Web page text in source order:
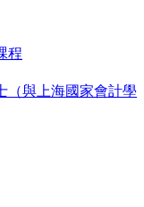
程
（與上海國家會計學